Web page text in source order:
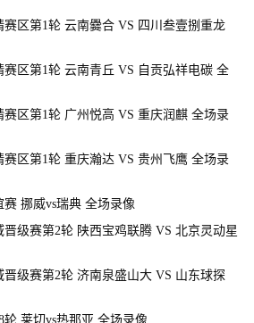
赛区第1轮 云南爨合 VS 四川叁壹捌重龙
赛区第1轮 云南青丘 VS 自贡弘祥电碳 全
赛区第1轮 广州悦高 VS 重庆润麒 全场录
赛区第1轮 重庆瀚达 VS 贵州飞鹰 全场录
赛 挪威vs瑞典 全场录像
晋级赛第2轮 陕西宝鸡联腾 VS 北京灵动星
晋级赛第2轮 济南泉盛山大 VS 山东球探
轮 莱切vs热那亚 全场录像